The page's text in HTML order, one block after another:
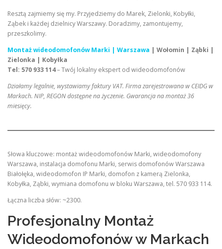
Resztą zajmiemy się my. Przyjedziemy do Marek, Zielonki, Kobyłki,
Ząbek i każdej dzielnicy Warszawy. Doradzimy, zamontujemy,
przeszkolimy.
Montaż wideodomofonów Marki | Warszawa | Wołomin | Ząbki |
Zielonka | Kobyłka
Tel: 570 933 114– Twój lokalny ekspert od wideodomofonów
Działamy legalnie, wystawiamy faktury VAT. Firma zarejestrowana w CEIDG w
Markach. NIP, REGON dostępne na życzenie. Gwarancja na montaż 36
miesięcy.
Słowa kluczowe: montaż wideodomofonów Marki, wideodomofony
Warszawa, instalacja domofonu Marki, serwis domofonów Warszawa
Białołęka, wideodomofon IP Marki, domofon z kamerą Zielonka,
Kobyłka, Ząbki, wymiana domofonu w bloku Warszawa, tel. 570 933 114.
Łączna liczba słów: ~2300.
Profesjonalny Montaż
Wideodomofonów w Markach